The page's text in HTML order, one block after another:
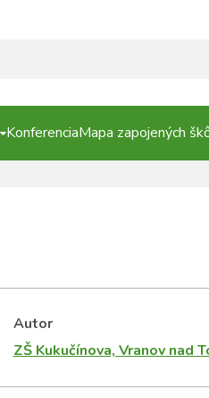
KonferenciaMapa zapojených
Autor
ZŠ Kukučínova, Vranov nad